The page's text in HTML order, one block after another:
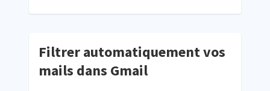
Filtrer automatiquement vos
mails dans Gmail